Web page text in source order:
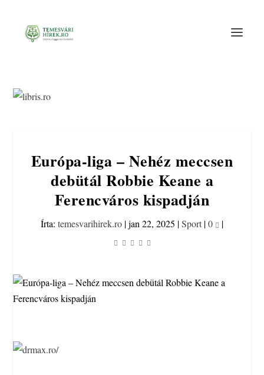
Európa-liga – Nehéz meccsen
debütál Robbie Keane a
Ferencváros kispadján
Írta: temesvarihirek.ro |jan 22, 2025 |Sport |0 |